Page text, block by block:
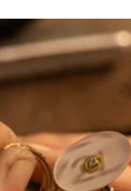
Lyon, Paris
mathieu